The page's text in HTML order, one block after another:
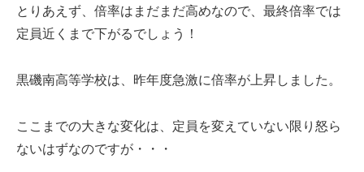
とりあえず、倍率はまだまだ高めなので、最終倍率では
定員近くまで下がるでしょう！
黒磯南高等学校は、昨年度急激に倍率が上昇しました。
ここまでの大きな変化は、定員を変えていない限り怒ら
ないはずなのですが・・・